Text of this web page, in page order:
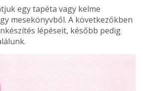
egy tapéta vagy kelme
mesekönyvből. A következőkben
lépéseit, később pedig